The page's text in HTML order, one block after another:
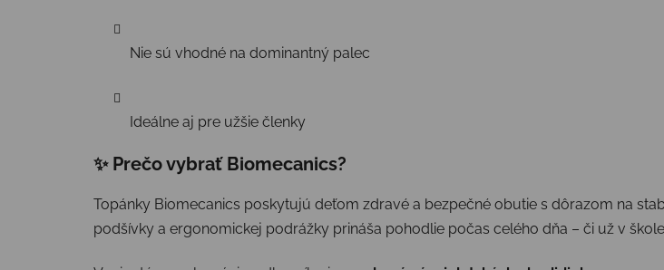
Nie sú vhodné na dominantný palec
Ideálne aj pre užšie členky
✨ Prečo vybrať Biomecanics?
Topánky Biomecanics poskytujú deťom zdravé a bezpečné obutie s dôrazom na
podšívky a ergonomickej podrážky prináša pohodlie počas celého dňa – či už v